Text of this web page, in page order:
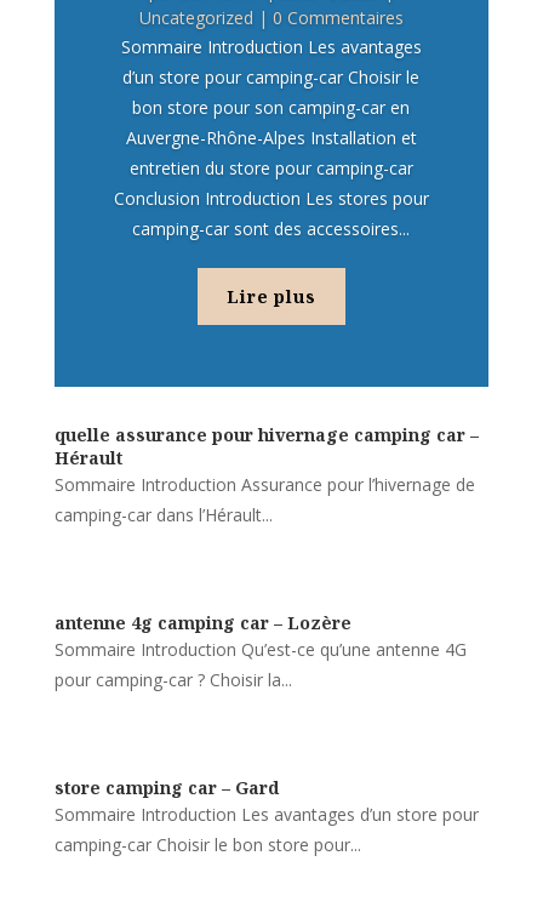
Uncategorized | 0 Commentaires
Sommaire Introduction Les avantages
d’un store pour camping-car Choisir le
bon store pour son camping-car en
Auvergne-Rhône-Alpes Installation et
entretien du store pour camping-car
Conclusion Introduction Les stores pour
camping-car sont des accessoires...
Lire plus
quelle assurance pour hivernage camping car –
Hérault
Sommaire Introduction Assurance pour l’hivernage de
camping-car dans l’Hérault...
antenne 4g camping car – Lozère
Sommaire Introduction Qu’est-ce qu’une antenne 4G
pour camping-car ? Choisir la...
store camping car – Gard
Sommaire Introduction Les avantages d’un store pour
camping-car Choisir le bon store pour...